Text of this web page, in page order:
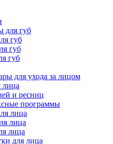
для губ
губ
губ
губ
для ухода за лицом
лица
и ресниц
программы
лица
лица
лица
для лица